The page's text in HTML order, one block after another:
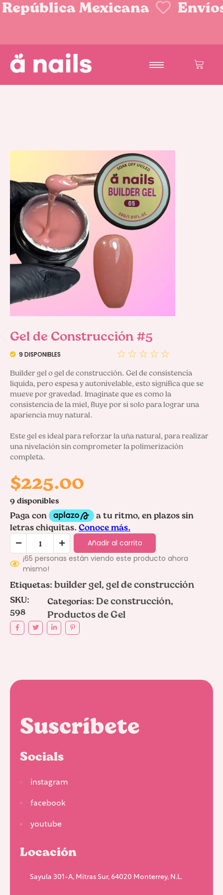
Mexicana
Gel de Construcción #5
9 DISPONIBLES ☆ ☆ ☆ ☆ ☆
Builder gel o gel de construcción. Gel de consistencia
liquida, pero espesa y autonivelable, esto significa que se
mueve por gravedad. Imagínate que es como la
consistencia de la miel, fluye por si solo para lograr una
apariencia muy natural.
Este gel es ideal para reforzar la uña natural, para realizar
una nivelación sin comprometer la polimerización
completa.
$225.00
9 disponibles
Añadir al carrito
¡65 personas están viendo este producto ahora
mismo!
Etiquetas: builder gel, gel de construcción
SKU:
598
Categorías:De construcción,
Productos de Gel
Suscríbete
Socials
instagram
facebook
youtube
Locación
Sayula 301-A, Mitras Sur, 64020 Monterrey, N.L.